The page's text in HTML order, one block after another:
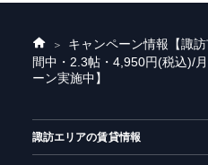
ホ
ー
ム
キャンペーン情報 【諏
間中・2.3帖・4,950円(税込)/
ーン実施中】
諏訪エリアの賃貸情報